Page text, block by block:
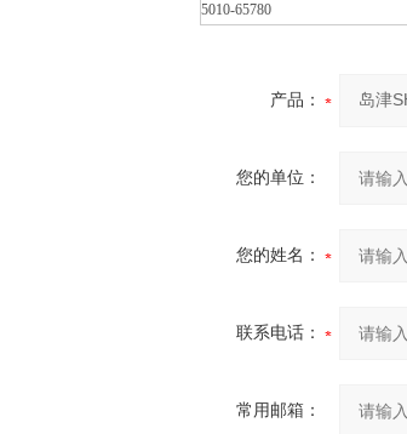
5010-65780
产品：
您的单位：
您的姓名：
联系电话：
常用邮箱：